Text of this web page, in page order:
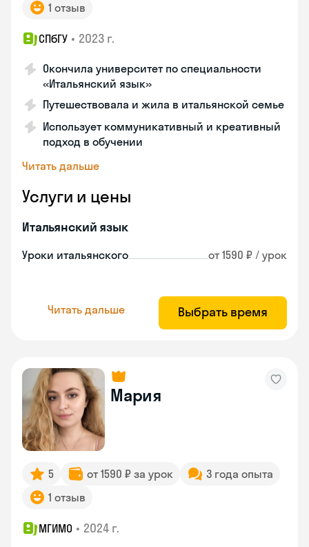
1 отзыв
СПбГУ • 2023 г.
Окончила университет по специальности
«Итальянский язык»
Путешествовала и жила в итальянской семье
Использует коммуникативный и креативный
подход в обучении
Читать дальше
Услуги и цены
Итальянский язык
Уроки итальянского от 1590 ₽ / урок
Читать дальше Выбрать время
Мария
5 от 1590 ₽ за урок
3 года опыта
1 отзыв
МГИМО • 2024 г.